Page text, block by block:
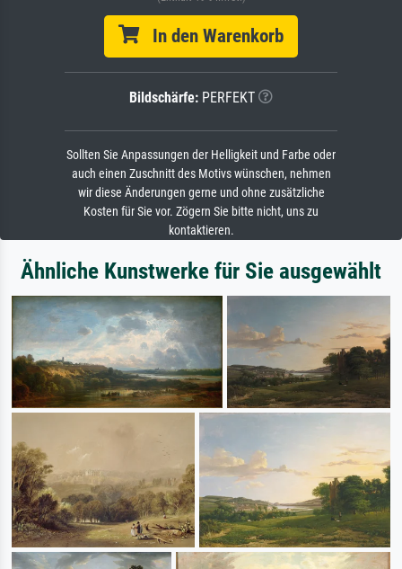
In den Warenkorb
Bildschärfe: PERFEKT
Sollten Sie Anpassungen der Helligkeit und Farbe oder
auch einen Zuschnitt des Motivs wünschen, nehmen
wir diese Änderungen gerne und ohne zusätzliche
Kosten für Sie vor. Zögern Sie bitte nicht, uns zu
kontaktieren.
Ähnliche Kunstwerke für Sie ausgewählt